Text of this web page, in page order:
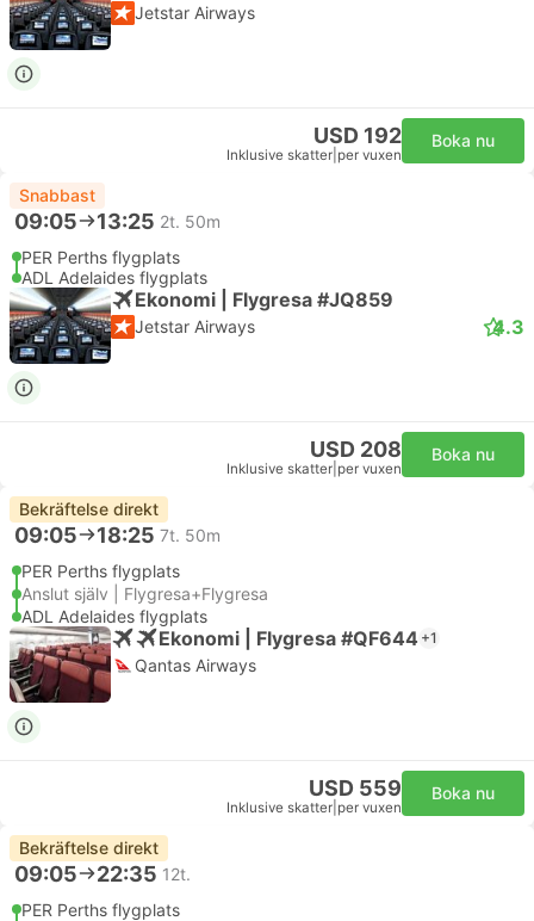
Jetstar Airways
USD 192
Inklusive skatter per vuxen
Boka nu
Snabbast
09:05 13:25 2t. 50m
PER Perths flygplats
ADL Adelaides flygplats
Ekonomi | Flygresa #JQ859
Jetstar Airways 4.3
USD 208
Inklusive skatter per vuxen
Boka nu
Bekräftelse direkt
09:05 18:25 7t. 50m
PER Perths flygplats
Anslut själv | Flygresa+Flygresa
ADL Adelaides flygplats
Ekonomi | Flygresa #QF644 +1
Qantas Airways
USD 559
Inklusive skatter per vuxen
Boka nu
Bekräftelse direkt
09:05 22:35 12t.
PER Perths flygplats